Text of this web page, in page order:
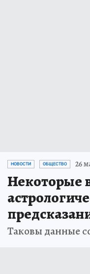
НОВОСТИ ОБЩЕСТВО 26
Некоторые
Таковы данные